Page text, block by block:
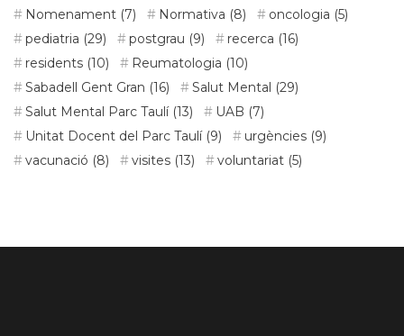
Nomenament (7) Normativa (8) oncologia (5)
pediatria (29) postgrau (9) recerca (16)
residents (10) Reumatologia (10)
Sabadell Gent Gran (16) Salut Mental (29)
Salut Mental Parc Taulí(13) UAB (7)
Unitat Docent del Parc Taulí(9) urgències (9)
vacunació (8) visites (13) voluntariat (5)